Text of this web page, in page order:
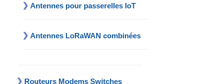
Antennes pour passerelles IoT
Antennes LoRaWAN combinées
Routeurs Modems Switches